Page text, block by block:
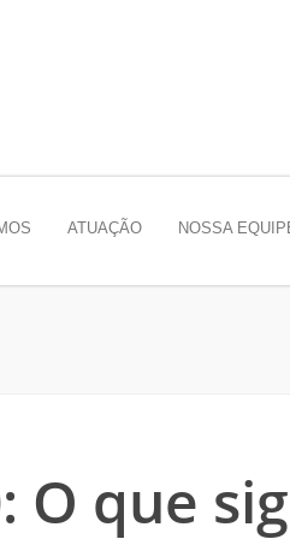
ATUAÇÃO NOSSA
O que